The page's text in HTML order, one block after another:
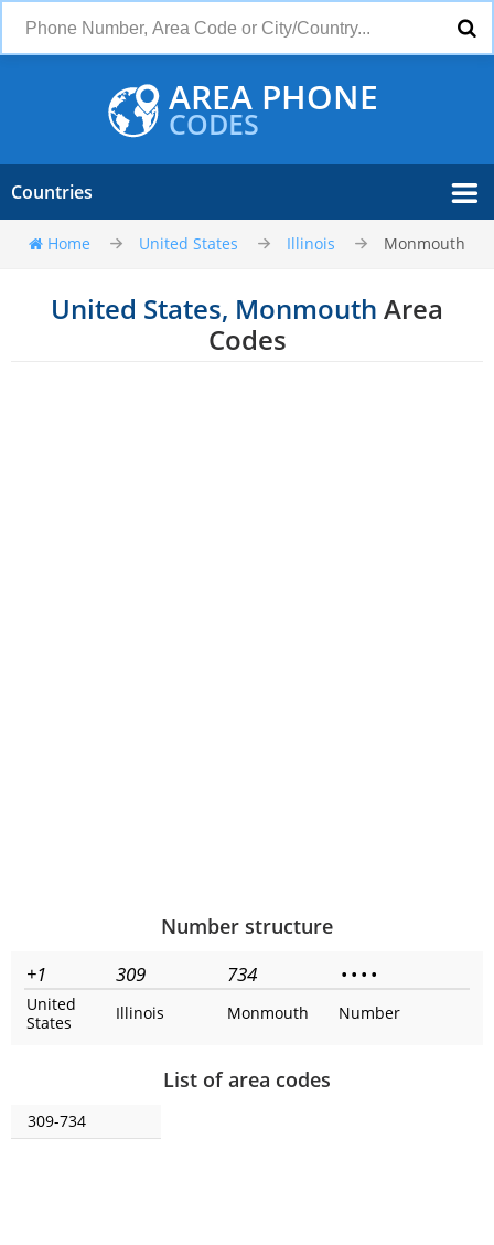
AREA PHONE
CODES
Countries
Home United States Illinois Monmouth
United States, Monmouth Area
Codes
Number structure
+1 309 734 • • • •
United
States
Illinois Monmouth Number
List of area codes
309-734